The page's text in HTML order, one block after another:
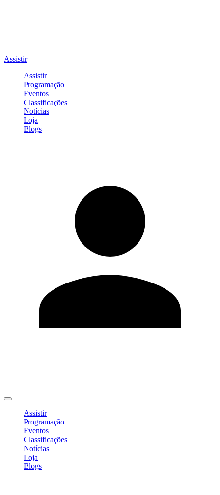
Assistir
Assistir
Programação
Eventos
Classificações
Notícias
Loja
Blogs
Assistir
Programação
Eventos
Classificações
Notícias
Loja
Blogs